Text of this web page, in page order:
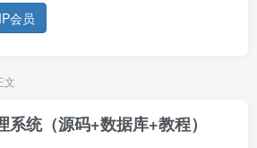
会员
文
统（源码+数据库+教程）